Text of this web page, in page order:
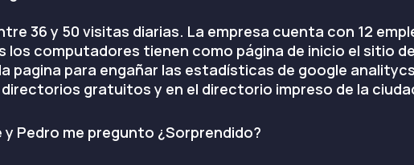
36 y 50 visitas diarias. La empresa cuenta con 12
computadores tienen como página de inicio el sitio
pagina para engañar las estadísticas de google
gratuitos y en el directorio impreso de la
Pedro me pregunto ¿Sorprendido?